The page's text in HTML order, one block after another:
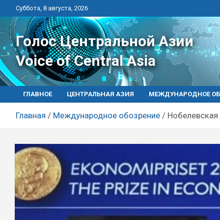
Перейти
к
контенту
Суббота, 8 августа, 2026
Голос Центральной Азии
Voice of Central Asia
ГЛАВНОЕ ЦЕНТРАЛЬНАЯ АЗИЯ МЕЖДУНАРОДНОЕ
Главная Международное обозрение